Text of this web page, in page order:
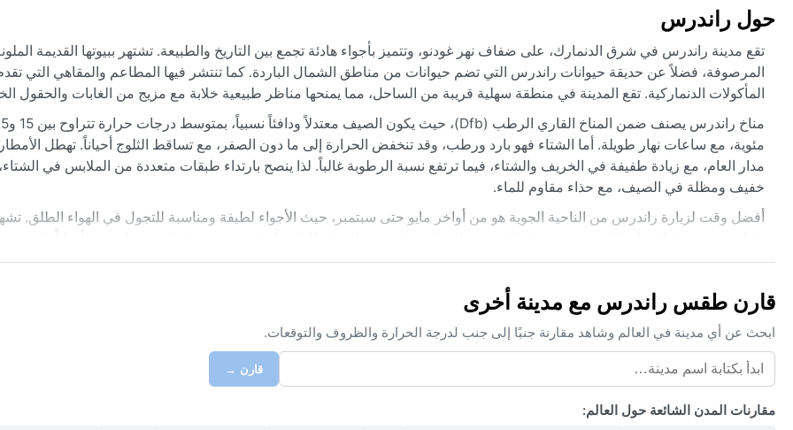
حول راندرس
تقع مدينة راندرس في شرق الدنمارك، على ضفاف نهر غودنو، وتتميز بأجواء هادئة تجمع بين التاريخ والطبيعة. تشتهر ببيوتها القديمة
المرصوفة، فضلاً عن حديقة حيوانات راندرس التي تضم حيوانات من مناطق الشمال الباردة. كما تنتشر فيها المطاعم والمقاهي التي
المأكولات الدنماركية. تقع المدينة في منطقة سهلية قريبة من الساحل، مما يمنحها مناظر طبيعية خلابة مع مزيج من الغابات والحقول
مئوية، مع ساعات نهار طويلة. أما الشتاء فهو بارد ورطب، وقد تنخفض الحرارة إلى ما دون الصفر، مع تساقط الثلوج أحياناً. تهطل
مدار العام، مع زيادة طفيفة في الخريف والشتاء، فيما ترتفع نسبة الرطوبة غالباً. لذا ينصح بارتداء طبقات متعددة من الملابس في
خفيف ومظلة في الصيف، مع حذاء مقاوم للماء.
أفضل وقت لزيارة راندرس من الناحية الجوية هو من أواخر مايو حتى سبتمبر، حيث الأجواء لطيفة ومناسبة للتجول في الهواء الطلق.
حاد أو أعاصير، لكن الثلوج يمكن أن تكون جميلة في الشتاء، وإن كانت غير مضمونة كل عام.
قارن طقس راندرس مع مدينة أخرى
ابحث عن أي مدينة في العالم وشاهد مقارنة جنبًا إلى جنب لدرجة الحرارة والظروف والتوقعات.
قارن →
مقارنات المدن الشائعة حول العالم: